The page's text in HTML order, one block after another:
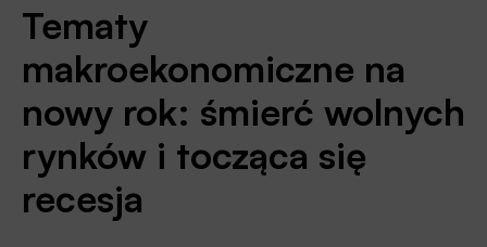
Tematy
makroekonomiczne na
nowy rok: śmierć wolnych
rynków i tocząca się
recesja